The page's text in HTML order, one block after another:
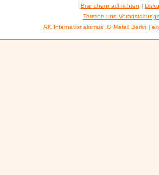
Branchennachrichten |
Termine und
AK Internationalismus IG Metall Berlin |